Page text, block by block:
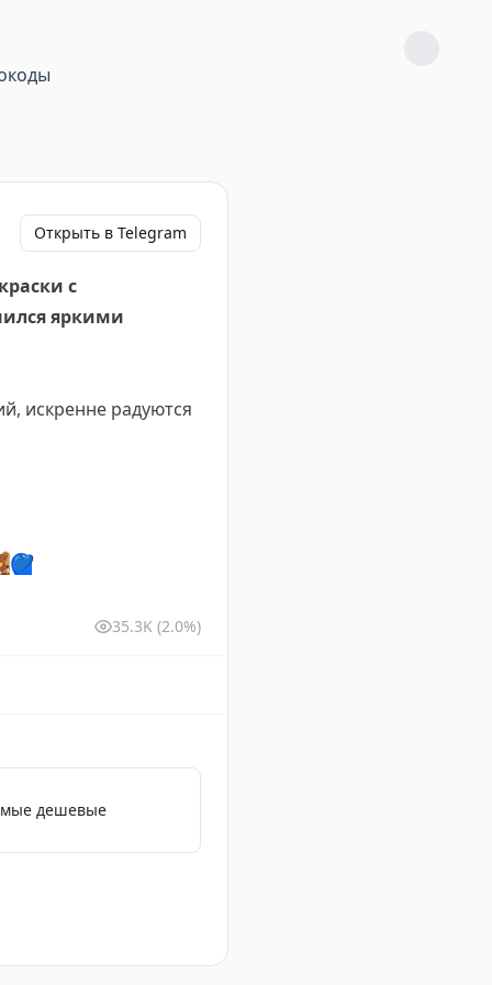
Открыть в Telegram
с
яркими
искренне радуются
💙
35.3K (2.0%)
дешевые